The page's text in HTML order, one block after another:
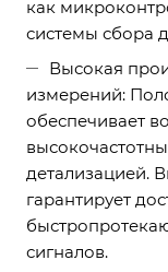
как
системы сбора
Высокая
измерений:
обеспечивает
детализацией.
гарантирует
сигналов.